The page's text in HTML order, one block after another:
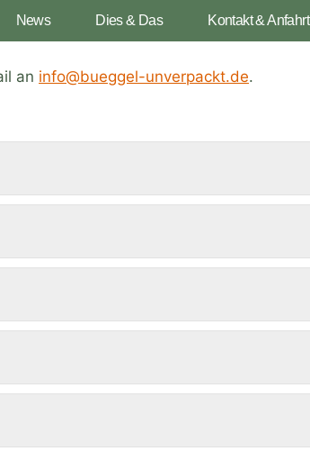
News Dies & Das Kontakt & Anfahrt
an info@bueggel-unverpackt.de.